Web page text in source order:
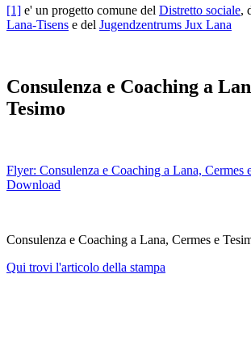
[1] e' un progetto comune del Distretto sociale,
Lana-Tisens e del Jugendzentrums Jux Lana
Consulenza e Coaching a
Tesimo
Flyer: Consulenza e Coaching a Lana, Cermes
Download
Consulenza e Coaching a Lana, Cermes e
Qui trovi l'articolo della stampa